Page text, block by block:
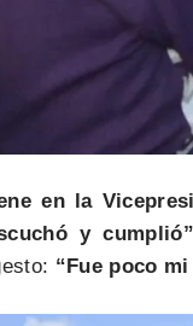
en la
y cumplió”
“Fue poco